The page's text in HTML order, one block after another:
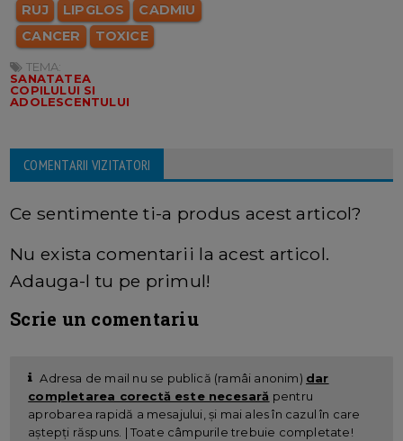
RUJ LIPGLOS
CADMIU
CANCER
TOXICE
TEMA:
SANATATEA
COPILULUI SI
ADOLESCENTULUI
COMENTARII VIZITATORI
Ce sentimente ti-a produs acest articol?
Nu exista comentarii la acest articol.
Adauga-l tu pe primul!
Scrie un comentariu
Adresa de mail nu se publică (ramâi anonim) dar
completarea corectă este necesară pentru
aprobarea rapidă a mesajului, și mai ales în cazul în care
aștepți răspuns. | Toate câmpurile trebuie completate!